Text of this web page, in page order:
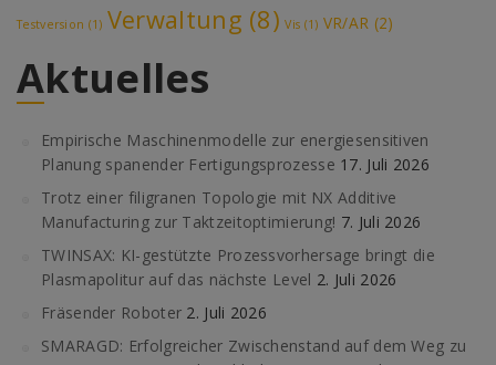
Testversion (1) Verwaltung (8) Vis (1) VR/AR (2)
Aktuelles
Empirische Maschinenmodelle zur energiesensitiven
Planung spanender Fertigungsprozesse 17. Juli 2026
Trotz einer filigranen Topologie mit NX Additive
Manufacturing zur Taktzeitoptimierung! 7. Juli 2026
TWINSAX: KI-gestützte Prozessvorhersage bringt die
Plasmapolitur auf das nächste Level 2. Juli 2026
Fräsender Roboter 2. Juli 2026
SMARAGD: Erfolgreicher Zwischenstand auf dem Weg zu